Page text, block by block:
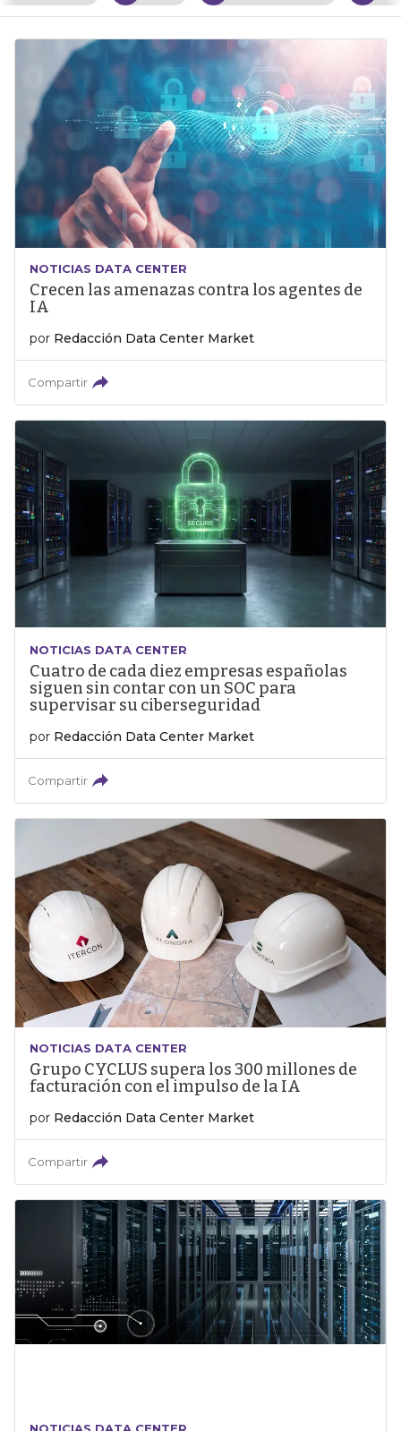
NOTICIAS DATA CENTER
Crecen las amenazas contra los agentes de
IA
por Redacción Data Center Market
Compartir
NOTICIAS DATA CENTER
Cuatro de cada diez empresas españolas
siguen sin contar con un SOC para
supervisar su ciberseguridad
por Redacción Data Center Market
Compartir
NOTICIAS DATA CENTER
Grupo CYCLUS supera los 300 millones de
facturación con el impulso de la IA
por Redacción Data Center Market
Compartir